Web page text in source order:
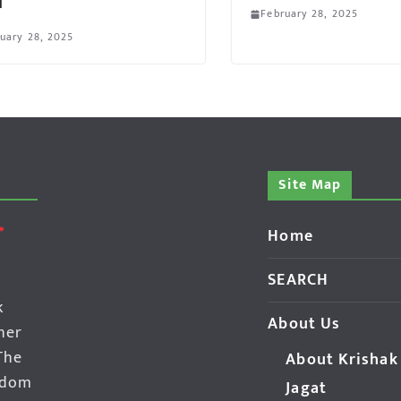
28, 2025
February 28, 2025
Site Map
Home
SEARCH
About Us
About Krishak
Jagat